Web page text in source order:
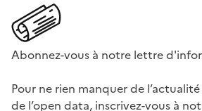
Abonnez-vous à notre lettre
Pour ne rien manquer de
de l’open data, inscrivez-vous à